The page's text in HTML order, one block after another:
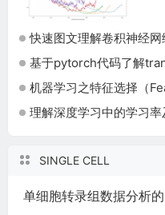
最
快速图文理解卷积神经网
基于pytorch代码了解
机器学习之特征选择（
理解深度学习中的学习
SINGLE CELL
单细胞转录组数据分析